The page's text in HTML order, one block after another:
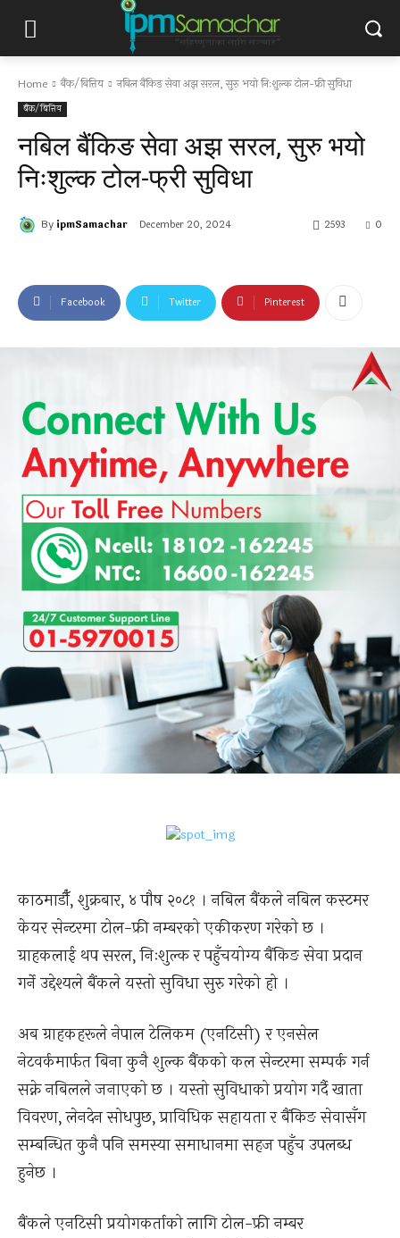
Home बैंक/बित्तिय नबिल बैंकिङ सेवा अझ सरल, सुरु भयो निःशुल्क टोल-फ्री सुविधा
बैंक/बित्तिय
नबिल बैंकिङ सेवा अझ सरल, सुरु भयो
निःशुल्क टोल-फ्री सुविधा
By ipmSamachar December 20, 2024 0
2593
Facebook Twitter Pinterest
काठमाडौँ, शुक्रबार, ४ पौष २०८१ । नबिल बैंकले नबिल कस्टमर
केयर सेन्टरमा टोल-फ्री नम्बरको एकीकरण गरेको छ ।
ग्राहकलाई थप सरल, निःशुल्क र पहुँचयोग्य बैंकिङ सेवा प्रदान
गर्ने उद्देश्यले बैंकले यस्तो सुविधा सुरु गरेको हो ।
अब ग्राहकहरूले नेपाल टेलिकम (एनटिसी) र एनसेल
नेटवर्कमार्फत बिना कुनै शुल्क बैंकको कल सेन्टरमा सम्पर्क गर्न
सक्ने नबिलले जनाएको छ । यस्तो सुविधाको प्रयोग गर्दै खाता
विवरण, लेनदेन सोधपुछ, प्राविधिक सहायता र बैंकिङ सेवासँग
सम्बन्धित कुनै पनि समस्या समाधानमा सहज पहुँच उपलब्ध
हुनेछ ।
बैंकले एनटिसी प्रयोगकर्ताको लागि टोल-फ्री नम्बर